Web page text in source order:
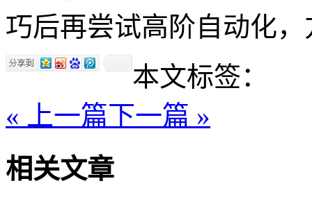
巧后再尝试高阶自动化
本文标签：
« 上一篇下一篇 »
相关文章